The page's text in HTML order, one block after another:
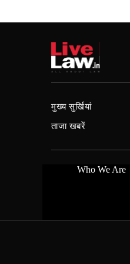
मुख्य सुर्खियां
ताजा खबरें
Who We Are